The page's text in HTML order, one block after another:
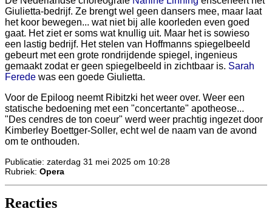
Giulietta-bedrijf. Ze brengt wel geen dansers mee, maar laat
het koor bewegen... wat niet bij alle koorleden even goed
gaat. Het ziet er soms wat knullig uit. Maar het is sowieso
een lastig bedrijf. Het stelen van Hoffmanns spiegelbeeld
gebeurt met een grote rondrijdende spiegel, ingenieus
gemaakt zodat er geen spiegelbeeld in zichtbaar is. Sarah
Ferede was een goede Giulietta.
Voor de Epiloog neemt Ribitzki het weer over. Weer een
statische bedoening met een "concertante" apotheose...
"Des cendres de ton coeur" werd weer prachtig ingezet door
Kimberley Boettger-Soller, echt wel de naam van de avond
om te onthouden.
Publicatie: zaterdag 31 mei 2025 om 10:28
Rubriek: Opera
Reacties